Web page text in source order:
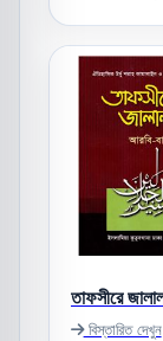
তাফসীরে
বিস্তারিত দেখুন